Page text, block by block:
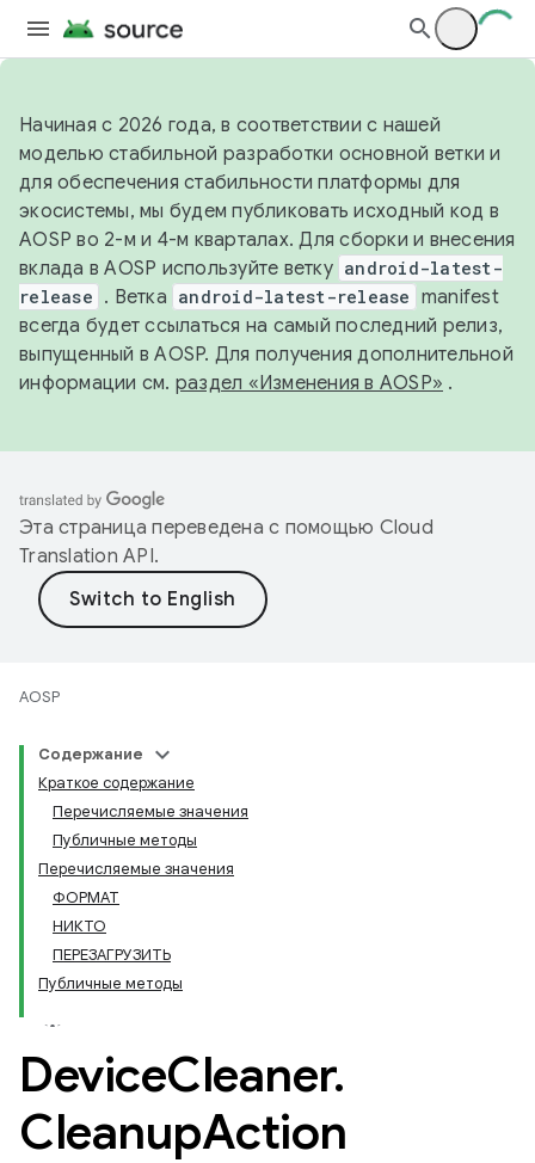
Начиная с 2026 года, в соответствии с нашей
моделью стабильной разработки основной ветки и
для обеспечения стабильности платформы для
экосистемы, мы будем публиковать исходный код в
AOSP во 2-м и 4-м кварталах. Для сборки и внесения
вклада в AOSP используйте ветку android-latest-
release . Ветка android-latest-release manifest
всегда будет ссылаться на самый последний релиз,
выпущенный в AOSP. Для получения дополнительной
информации см. раздел «Изменения в AOSP» .
Эта страница переведена с помощью Cloud
Translation API.
AOSP
Содержание
Краткое содержание
Перечисляемые значения
Публичные методы
Перечисляемые значения
ФОРМАТ
НИКТО
ПЕРЕЗАГРУЗИТЬ
Публичные методы
DeviceCleaner.
CleanupAction